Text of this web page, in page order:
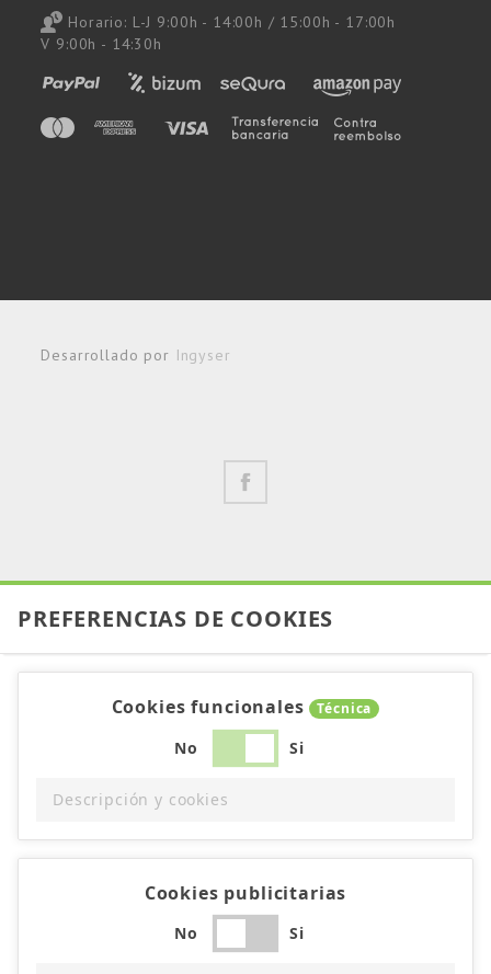
Horario: L-J 9:00h - 14:00h / 15:00h - 17:00h
V 9:00h - 14:30h
Desarrollado por Ingyser
PREFERENCIAS DE COOKIES
Cookies funcionales Técnica
No Si
Descripción y cookies
Cookies publicitarias
No Si